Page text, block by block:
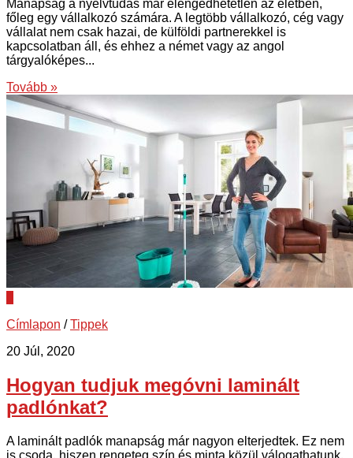
Manapság a nyelvtudás már elengedhetetlen az életben,
főleg egy vállalkozó számára. A legtöbb vállalkozó, cég vagy
vállalat nem csak hazai, de külföldi partnerekkel is
kapcsolatban áll, és ehhez a német vagy az angol
tárgyalóképes...
Tovább »
Címlapon /Tippek
20 Júl, 2020
Hogyan tudjuk megóvni laminált
padlónkat?
A laminált padlók manapság már nagyon elterjedtek. Ez nem
is csoda, hiszen rengeteg szín és minta közül válogathatunk,